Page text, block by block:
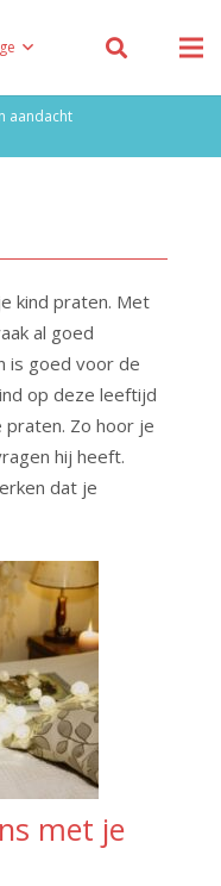
aandacht
kind praten. Met
al goed
is goed voor de
op deze leeftijd
Zo hoor je
hij heeft.
dat je
met je